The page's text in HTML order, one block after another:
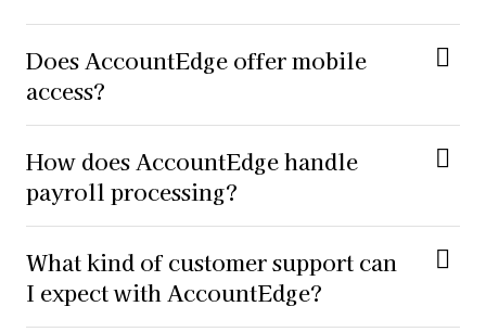
Does AccountEdge offer mobile
access?
How does AccountEdge handle
payroll processing?
What kind of customer support can
I expect with AccountEdge?